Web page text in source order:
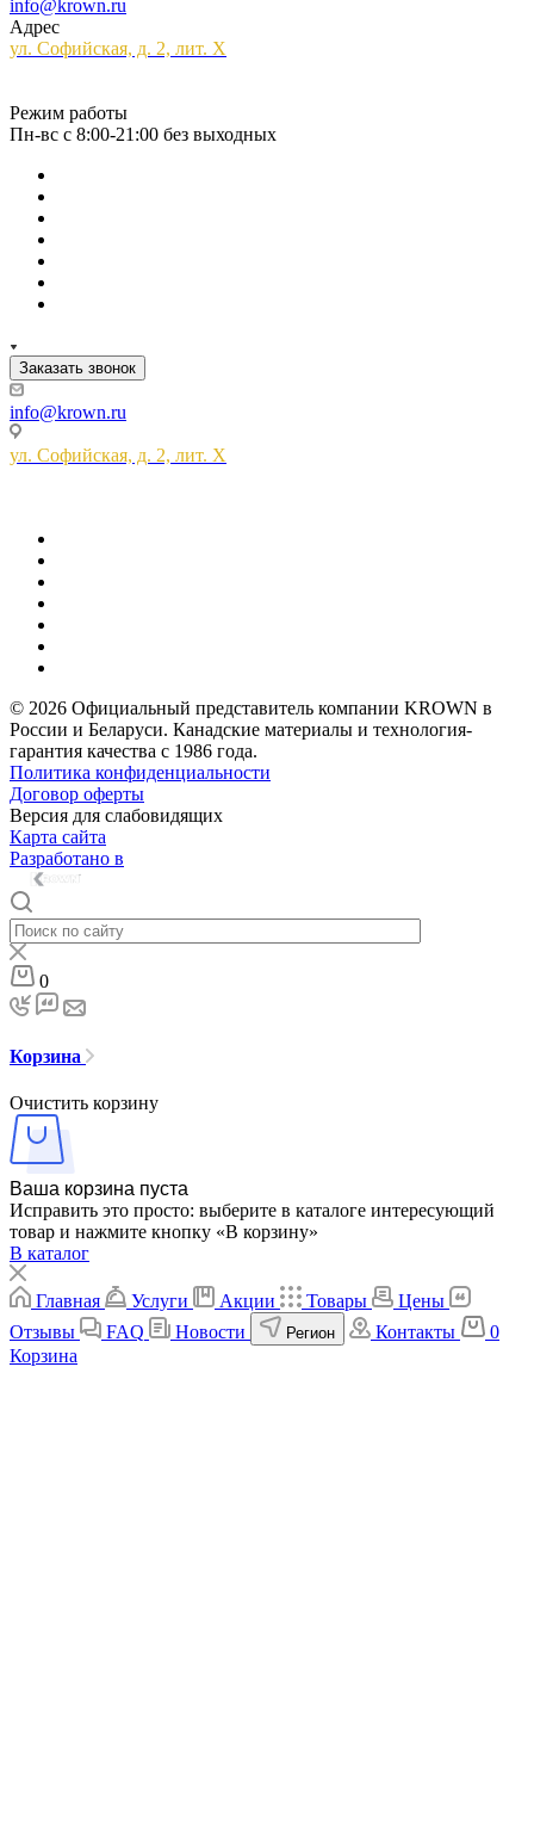
info@krown.ru
Адрес
ул. Софийская, д. 2, лит. Х
Режим работы
Пн-вс с 8:00-21:00 без выходных
Заказать звонок
info@krown.ru
ул. Софийская, д. 2, лит. Х
© 2026 Официальный представитель компании KROWN в
России и Беларуси. Канадские материалы и технология-
гарантия качества с 1986 года.
Политика конфиденциальности
Договор оферты
Версия для слабовидящих
Карта сайта
Разработано в
0
Корзина
Очистить корзину
Ваша корзина пуста
Исправить это просто: выберите в каталоге интересующий
товар и нажмите кнопку «В корзину»
В каталог
Главная Услуги Акции Товары
Цены
Отзывы
FAQ Новости Регион Контакты
0
Корзина